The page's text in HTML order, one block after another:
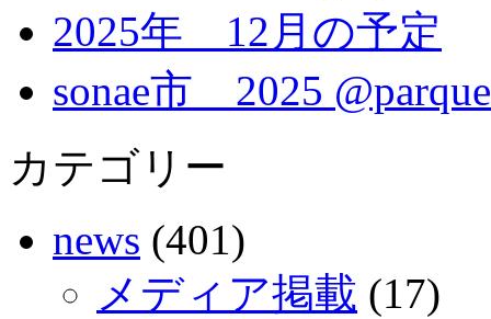
2025年 12月の予定
sonae市 2025 @parque
カテゴリー
news (401)
メディア掲載 (17)